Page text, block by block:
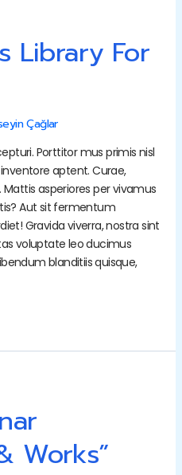
Library For
Çağlar
Porttitor mus primis nisl
aptent. Curae,
asperiores per vivamus
Aut sit fermentum
Gravida viverra, nostra sint
voluptate leo ducimus
blanditiis quisque,
Works”